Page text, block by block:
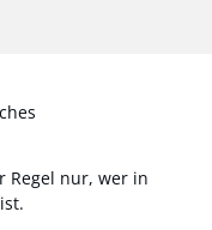
Regel nur, wer in